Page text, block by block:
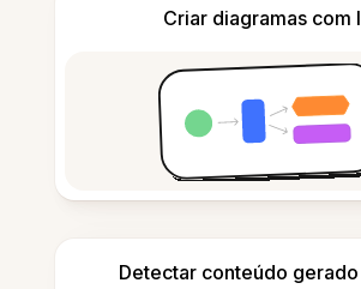
Criar diagramas com
Detectar conteúdo